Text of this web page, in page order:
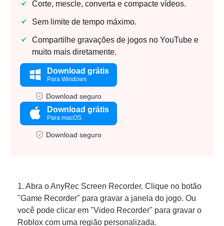
Corte, mescle, converta e compacte vídeos.
Sem limite de tempo máximo.
Compartilhe gravações de jogos no YouTube e
muito mais diretamente.
Download grátis
Para Windows
Download seguro
Download grátis
Para macOS
Download seguro
1. Abra o AnyRec Screen Recorder. Clique no botão
"Game Recorder" para gravar a janela do jogo. Ou
você pode clicar em "Video Recorder" para gravar o
Roblox com uma região personalizada.